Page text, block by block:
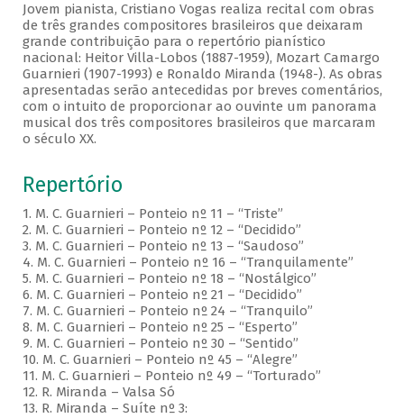
Jovem pianista, Cristiano Vogas realiza recital com obras
de três grandes compositores brasileiros que deixaram
grande contribuição para o repertório pianístico
nacional: Heitor Villa-Lobos (1887-1959), Mozart Camargo
Guarnieri (1907-1993) e Ronaldo Miranda (1948-). As obras
apresentadas serão antecedidas por breves comentários,
com o intuito de proporcionar ao ouvinte um panorama
musical dos três compositores brasileiros que marcaram
o século XX.
Repertório
1. M. C. Guarnieri – Ponteio nº 11 – “Triste”
2. M. C. Guarnieri – Ponteio nº 12 – “Decidido”
3. M. C. Guarnieri – Ponteio nº 13 – “Saudoso”
4. M. C. Guarnieri – Ponteio nº 16 – “Tranquilamente”
5. M. C. Guarnieri – Ponteio nº 18 – “Nostálgico”
6. M. C. Guarnieri – Ponteio nº 21 – “Decidido”
7. M. C. Guarnieri – Ponteio nº 24 – “Tranquilo”
8. M. C. Guarnieri – Ponteio nº 25 – “Esperto”
9. M. C. Guarnieri – Ponteio nº 30 – “Sentido”
10. M. C. Guarnieri – Ponteio nº 45 – “Alegre”
11. M. C. Guarnieri – Ponteio nº 49 – “Torturado”
12. R. Miranda – Valsa Só
13. R. Miranda – Suíte nº 3: